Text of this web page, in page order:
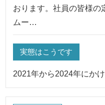
おります。社員の皆様の
ムー…
実態はこうです
2021年から2024年にか